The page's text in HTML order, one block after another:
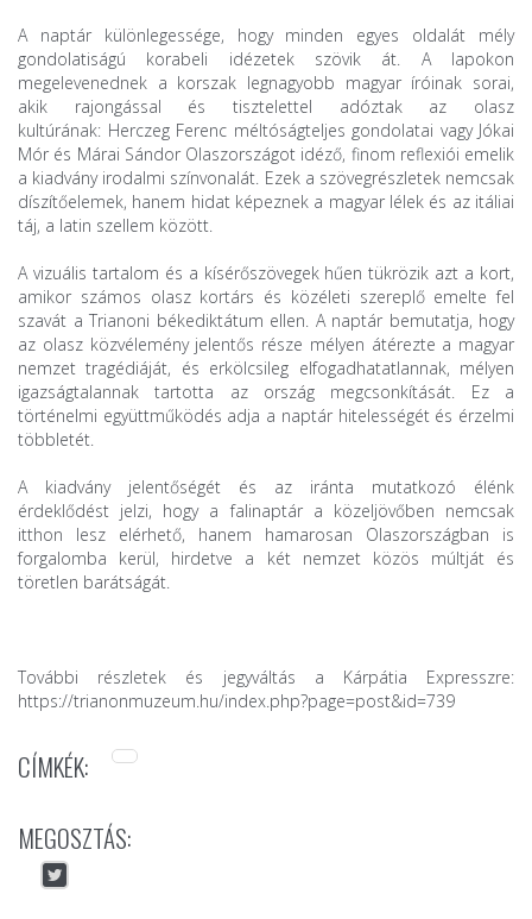
A naptár különlegessége, hogy minden egyes oldalát mély
gondolatiságú korabeli idézetek szövik át. A lapokon
megelevenednek a korszak legnagyobb magyar íróinak sorai,
akik rajongással és tisztelettel adóztak az olasz
kultúrának: Herczeg Ferenc méltóságteljes gondolatai vagy Jókai
Mór és Márai Sándor Olaszországot idéző, finom reflexiói emelik
a kiadvány irodalmi színvonalát. Ezek a szövegrészletek nemcsak
díszítőelemek, hanem hidat képeznek a magyar lélek és az itáliai
táj, a latin szellem között.
A vizuális tartalom és a kísérőszövegek hűen tükrözik azt a kort,
amikor számos olasz kortárs és közéleti szereplő emelte fel
szavát a Trianoni békediktátum ellen. A naptár bemutatja, hogy
az olasz közvélemény jelentős része mélyen átérezte a magyar
nemzet tragédiáját, és erkölcsileg elfogadhatatlannak, mélyen
igazságtalannak tartotta az ország megcsonkítását. Ez a
történelmi együttműködés adja a naptár hitelességét és érzelmi
többletét.
A kiadvány jelentőségét és az iránta mutatkozó élénk
érdeklődést jelzi, hogy a falinaptár a közeljövőben nemcsak
itthon lesz elérhető, hanem hamarosan Olaszországban is
forgalomba kerül, hirdetve a két nemzet közös múltját és
töretlen barátságát.
További részletek és jegyváltás a Kárpátia Expresszre:
https://trianonmuzeum.hu/index.php?page=post&id=739
CÍMKÉK:
MEGOSZTÁS: